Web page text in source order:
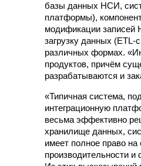
базы данных НСИ,
платформы),
модификации записей
загрузку данных
различных формах.
продуктов, причём
разрабатываются и
«Типичная система,
интеграционную
весьма эффективно
хранилище данных,
имеет полное право
производительности